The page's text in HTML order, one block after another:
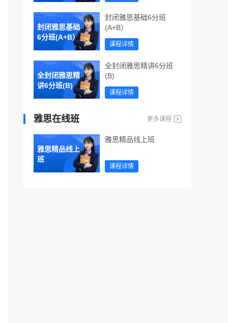
封闭雅思基础
6分班(A+B）
封闭雅思基础6分班
(A+B）
课程详情
全封闭雅思精
讲6分班(B)
全封闭雅思精讲6分班
(B)
课程详情
雅思在线班 更多课程
雅思精品线上
班
雅思精品线上班
课程详情